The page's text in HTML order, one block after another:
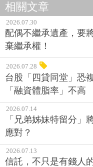
相關文章
2026.07.30
配偶不繼承遺產，要
棄繼承權！
2026.07.28
台股「四貸同堂」恐
「融資體脂率」不高
2026.07.14
「兄弟姊妹特留分」
應對？
2026.07.13
信託，不只是有錢人